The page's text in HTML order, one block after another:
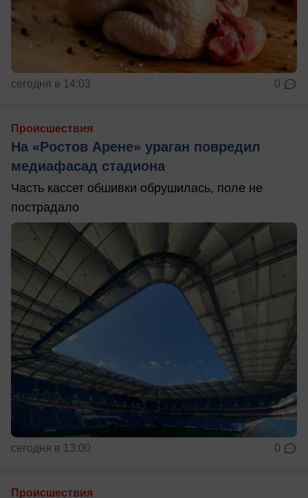
сегодня в 14:03 0
Происшествия
На «Ростов Арене» ураган повредил
медиафасад стадиона
Часть кассет обшивки обрушилась, поле не
пострадало
сегодня в 13:00 0
Происшествия